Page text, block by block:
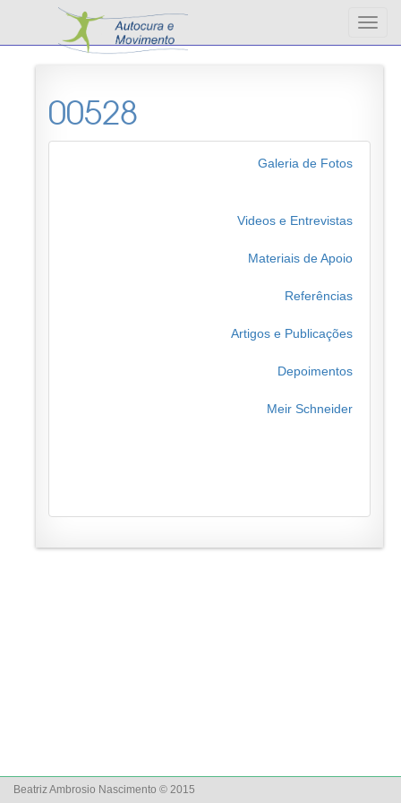
00528
Galeria de Fotos
Videos e Entrevistas
Materiais de Apoio
Referências
Artigos e Publicações
Depoimentos
Meir Schneider
Beatriz Ambrosio Nascimento © 2015